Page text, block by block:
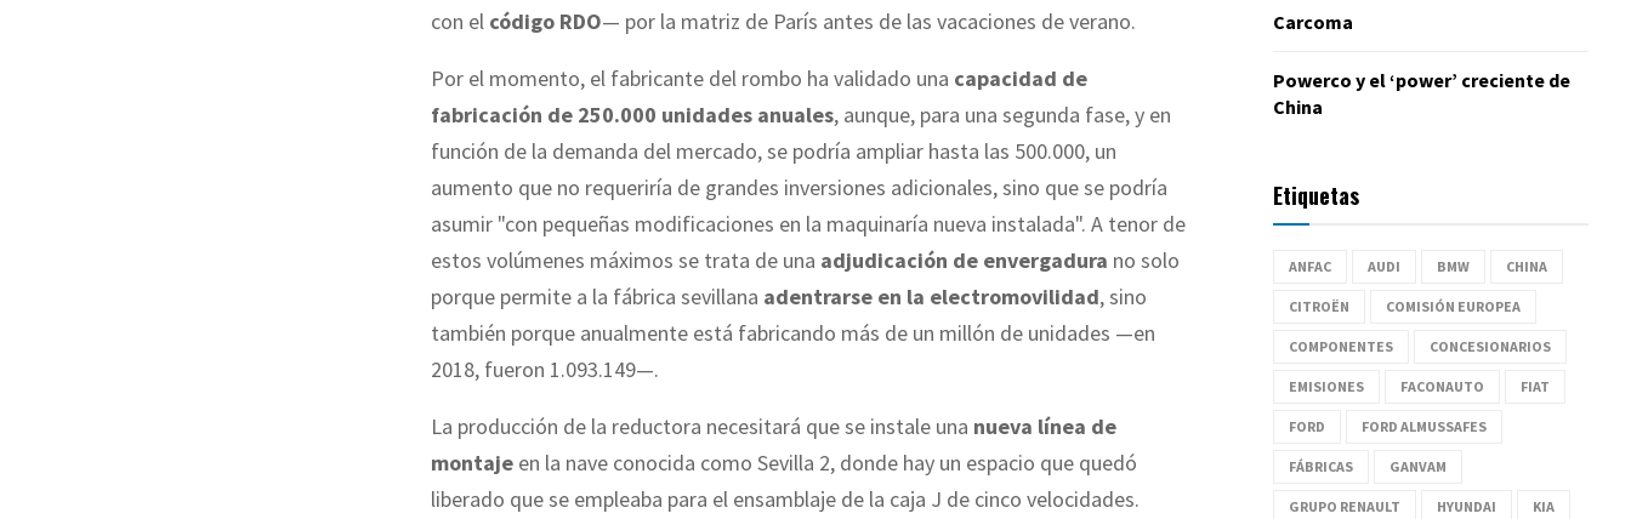
con el código RDO— por la matriz de París antes de las vacaciones de verano.
Por el momento, el fabricante del rombo ha validado una capacidad de
fabricación de 250.000 unidades anuales, aunque, para una segunda fase, y en
función de la demanda del mercado, se podría ampliar hasta las 500.000, un
aumento que no requeriría de grandes inversiones adicionales, sino que se podría
asumir "con pequeñas modificaciones en la maquinaría nueva instalada". A tenor de
estos volúmenes máximos se trata de una adjudicación de envergadura no solo
porque permite a la fábrica sevillana adentrarse en la electromovilidad, sino
también porque anualmente está fabricando más de un millón de unidades —en
2018, fueron 1.093.149—.
La producción de la reductora necesitará que se instale una nueva línea de
montaje en la nave conocida como Sevilla 2, donde hay un espacio que quedó
liberado que se empleaba para el ensamblaje de la caja J de cinco velocidades.
Carcoma
Powerco y el ‘power’ creciente de
China
Etiquetas
ANFAC AUDI BMW CHINA
CITROËN COMISIÓN EUROPEA
COMPONENTES CONCESIONARIOS
EMISIONES FACONAUTO FIAT
FORD FORD ALMUSSAFES
FÁBRICAS GANVAM
GRUPO RENAULT HYUNDAI KIA